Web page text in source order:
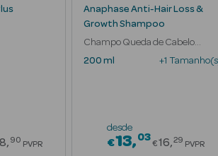
reduced from
90 PVPR
Anaphase Anti-Hair Loss &
Growth Shampoo
Champo Queda de Cabelo
Reativa
200 ml +1
desde
€13 03Price
€16 29 PVPR